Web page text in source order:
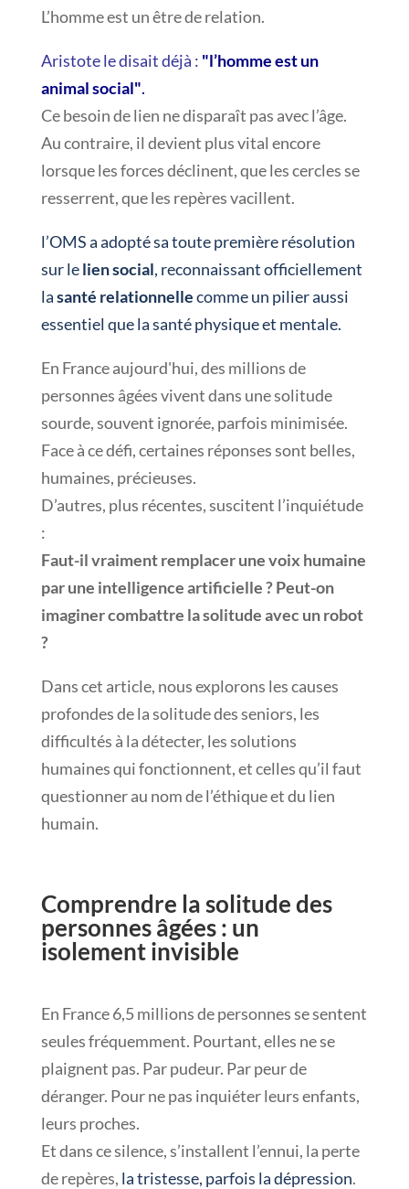
L’homme est un être de relation.
Aristote le disait déjà : "l’homme est un
animal social".
Ce besoin de lien ne disparaît pas avec l’âge.
Au contraire, il devient plus vital encore
lorsque les forces déclinent, que les cercles se
resserrent, que les repères vacillent.
l’OMS a adopté sa toute première résolution
sur lelien social, reconnaissant officiellement
lasanté relationnellecomme un pilier aussi
essentiel que la santé physique et mentale.
En France aujourd'hui, des millions de
personnes âgées vivent dans une solitude
sourde, souvent ignorée, parfois minimisée.
Face à ce défi, certaines réponses sont belles,
humaines, précieuses.
D’autres, plus récentes, suscitent l’inquiétude
:
Faut-il vraiment remplacer une voix humaine
par une intelligence artificielle ? Peut-on
imaginer combattre la solitude avec un robot
?
Dans cet article, nous explorons les causes
profondes de la solitude des seniors, les
difficultés à la détecter, les solutions
humaines qui fonctionnent, et celles qu’il faut
questionner au nom de l’éthique et du lien
humain.
Comprendre la solitude des
personnes âgées : un
isolement invisible
En France 6,5 millions de personnes se sentent
seules fréquemment. Pourtant, elles ne se
plaignent pas. Par pudeur. Par peur de
déranger. Pour ne pas inquiéter leurs enfants,
leurs proches.
Et dans ce silence, s’installent l’ennui, la perte
de repères, la tristesse, parfois la dépression.